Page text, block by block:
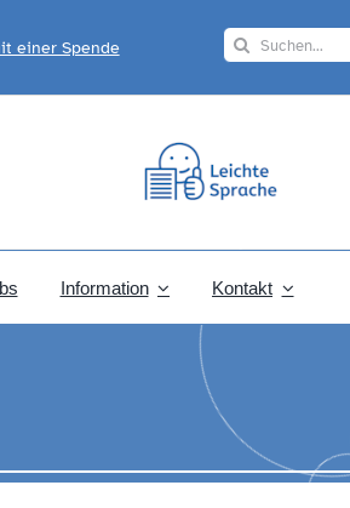
einer Spende
Search
Information Kontakt